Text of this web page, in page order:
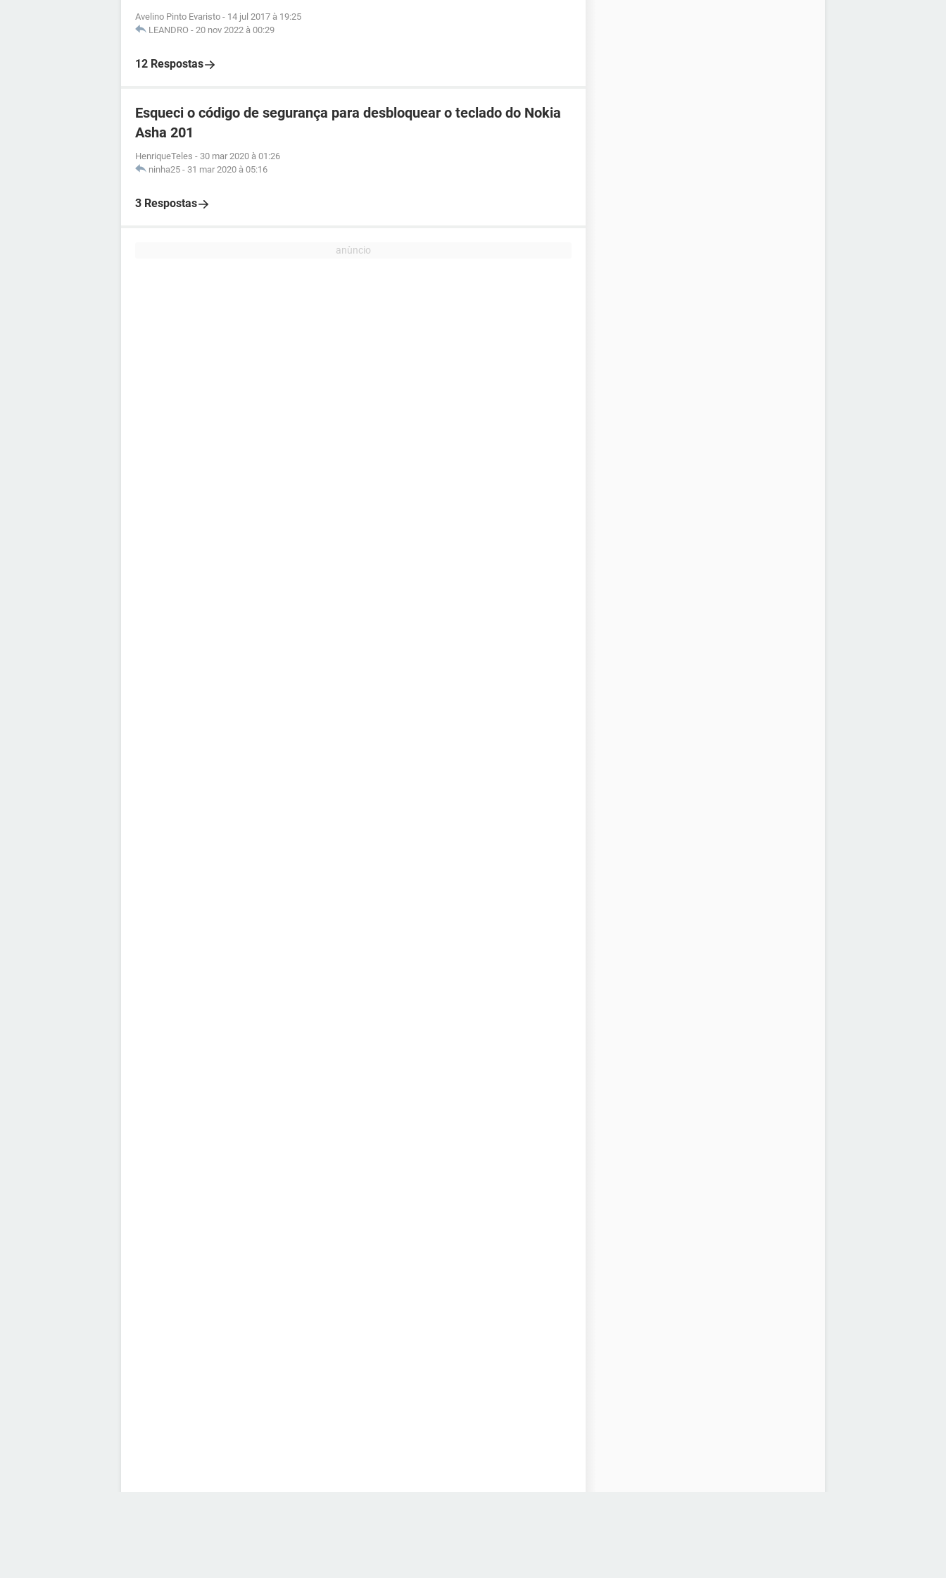
Avelino Pinto Evaristo - 14 jul 2017 à 19:25
LEANDRO - 20 nov 2022 à 00:29
12 Respostas
Esqueci o código de segurança para desbloquear o teclado do Nokia
Asha 201
HenriqueTeles - 30 mar 2020 à 01:26
ninha25 - 31 mar 2020 à 05:16
3 Respostas